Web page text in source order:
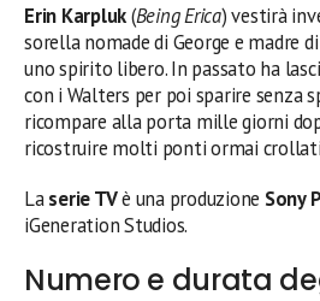
Erin Karpluk(Being Erica) vestirà
sorella nomade di George e madre
uno spirito libero. In passato ha
con i Walters per poi sparire senza
ricompare alla porta mille giorni
ricostruire molti ponti ormai
Laserie TVè una produzione Sony
iGeneration Studios.
Numero e durata